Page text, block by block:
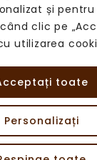
și pentru
clic pe
utilizarea
Personalizați
toate
rezervate.